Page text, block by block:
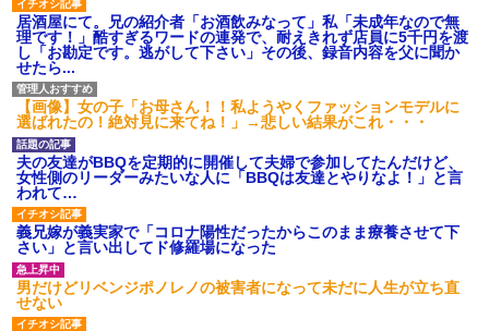
居酒屋にて。兄の紹介者「お酒飲みなって」私「未成年なので無
理です！」酷すぎるワードの連発で、耐えきれず店員に5千円を渡
し「お勘定です。逃がして下さい」その後、録音内容を父に聞か
せたら...
【画像】女の子「お母さん！！私ようやくファッションモデルに
選ばれたの！絶対見に来てね！」→悲しい結果がこれ・・・
夫の友達がBBQを定期的に開催して夫婦で参加してたんだけど、
女性側のリーダーみたいな人に「BBQは友達とやりなよ！」と言
われて…
義兄嫁が義実家で「コロナ陽性だったからこのまま療養させて下
さい」と言い出してド修羅場になった
男だけどリベンジポノレノの被害者になって未だに人生が立ち直
せない